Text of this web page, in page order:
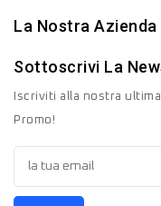
La Nostra Azienda
Sottoscrivi La
Iscriviti alla nostra
Promo!